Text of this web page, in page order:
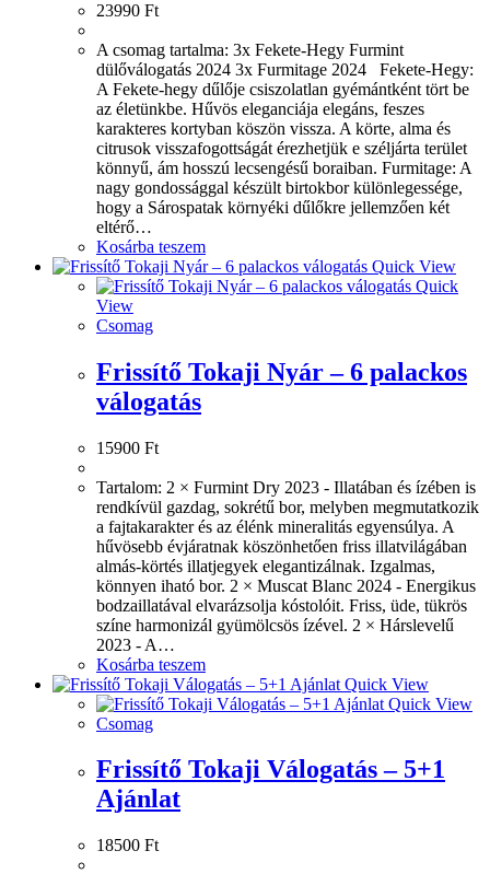
23990 Ft
A csomag tartalma: 3x Fekete-Hegy Furmint
dülőválogatás 2024 3x Furmitage 2024 Fekete-Hegy:
A Fekete-hegy dűlője csiszolatlan gyémántként tört be
az életünkbe. Hűvös eleganciája elegáns, feszes
karakteres kortyban köszön vissza. A körte, alma és
citrusok visszafogottságát érezhetjük e széljárta terület
könnyű, ám hosszú lecsengésű boraiban. Furmitage: A
nagy gondossággal készült birtokbor különlegessége,
hogy a Sárospatak környéki dűlőkre jellemzően két
eltérő…
Kosárba teszem
Quick View
Quick
View
Csomag
Frissítő Tokaji Nyár – 6 palackos
válogatás
15900 Ft
Tartalom: 2 × Furmint Dry 2023 - Illatában és ízében is
rendkívül gazdag, sokrétű bor, melyben megmutatkozik
a fajtakarakter és az élénk mineralitás egyensúlya. A
hűvösebb évjáratnak köszönhetően friss illatvilágában
almás-körtés illatjegyek elegantizálnak. Izgalmas,
könnyen iható bor. 2 × Muscat Blanc 2024 - Energikus
bodzaillatával elvarázsolja kóstolóit. Friss, üde, tükrös
színe harmonizál gyümölcsös ízével. 2 × Hárslevelű
2023 - A…
Kosárba teszem
Quick View
Quick View
Csomag
Frissítő Tokaji Válogatás – 5+1
Ajánlat
18500 Ft